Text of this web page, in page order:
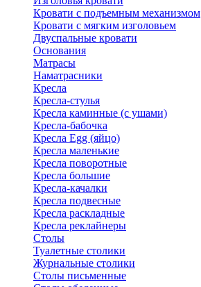
Кровати с подъемным механизмом
Кровати с мягким изголовьем
Двуспальные кровати
Основания
Матрасы
Наматрасники
Кресла
Кресла-стулья
Кресла каминные (с ушами)
Кресла-бабочка
Кресла Egg (яйцо)
Кресла маленькие
Кресла поворотные
Кресла большие
Кресла-качалки
Кресла подвесные
Кресла раскладные
Кресла реклайнеры
Столы
Туалетные столики
Журнальные столики
Столы письменные